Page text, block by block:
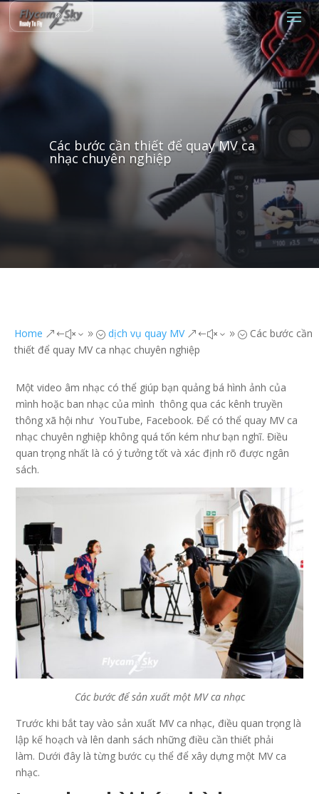
Các bước cần thiết để quay MV ca
nhạc chuyên nghiệp
Home &#x39; dịch vụ quay MV &#x39; Các bước cần
thiết để quay MV ca nhạc chuyên nghiệp
Một video âm nhạc có thể giúp bạn quảng bá hình ảnh của
mình hoặc ban nhạc của mình thông qua các kênh truyền
thông xã hội như YouTube, Facebook. Để có thể quay MV ca
nhạc chuyên nghiệp không quá tốn kém như bạn nghĩ. Điều
quan trọng nhất là có ý tưởng tốt và xác định rõ được ngân
sách.
Các bước để sản xuất một MV ca nhạc
Trước khi bắt tay vào sản xuất MV ca nhạc, điều quan trọng là
lập kế hoạch và lên danh sách những điều cần thiết phải
làm. Dưới đây là từng bước cụ thể để xây dựng một MV ca
nhạc.